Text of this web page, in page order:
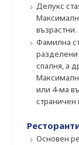
Делукс
Фамилна
разделени
спалня, а
или 4-ма
страничен
Основен